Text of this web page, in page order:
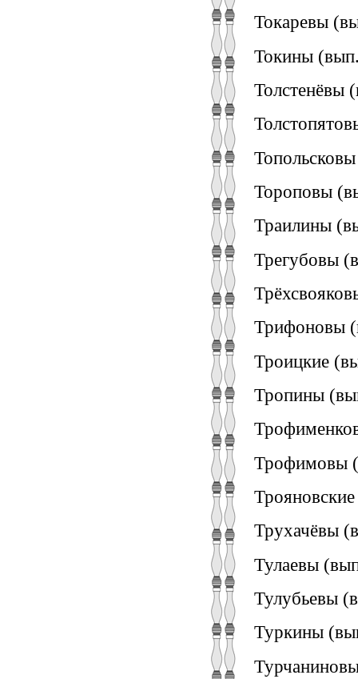
Токаревы
Токины
Толстенёвы
Тороповы
Траилины
Трегубовы
Трифоновы
Троицкие
Тропины
Трофимовы
Трухачёвы
Тулаевы
Тулубьевы
Туркины